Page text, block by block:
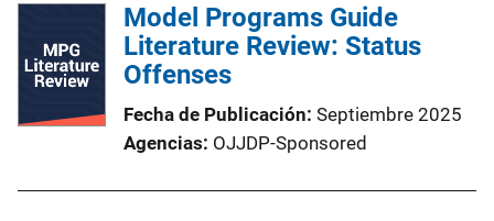
Model Programs Guide
Literature Review: Status
Offenses
Fecha de Publicación Septiembre 2025
Agencias OJJDP-Sponsored